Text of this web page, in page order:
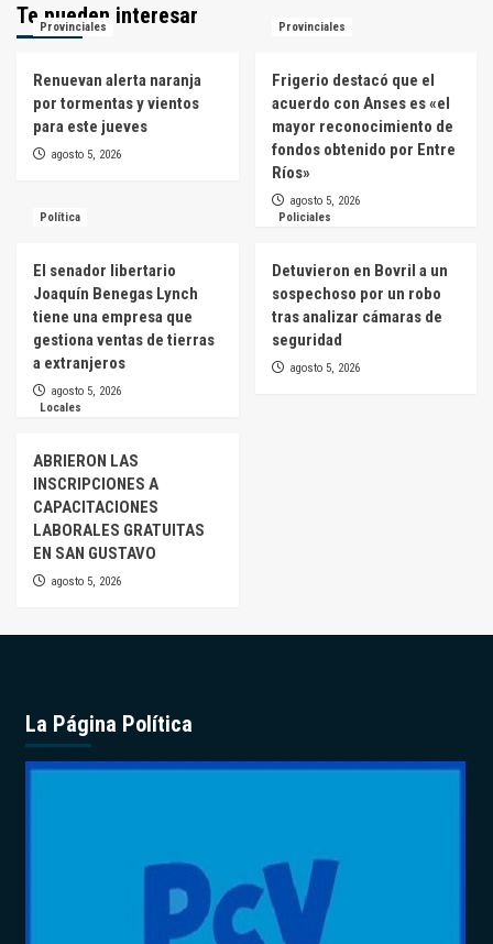
Te pueden interesar
Provinciales
Renuevan alerta naranja
por tormentas y vientos
para este jueves
agosto 5, 2026
Provinciales
Frigerio destacó que el
acuerdo con Anses es «el
mayor reconocimiento de
fondos obtenido por Entre
Ríos»
agosto 5, 2026
Política
El senador libertario
Joaquín Benegas Lynch
tiene una empresa que
gestiona ventas de tierras
a extranjeros
agosto 5, 2026
Policiales
Detuvieron en Bovril a un
sospechoso por un robo
tras analizar cámaras de
seguridad
agosto 5, 2026
Locales
ABRIERON LAS
INSCRIPCIONES A
CAPACITACIONES
LABORALES GRATUITAS
EN SAN GUSTAVO
agosto 5, 2026
La Página Política